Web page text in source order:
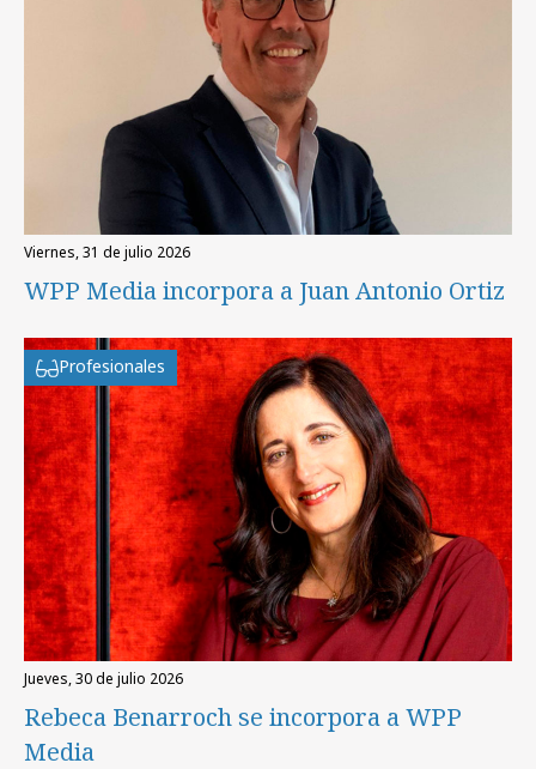
viernes, 31 de julio 2026
WPP Media incorpora a Juan Antonio Ortiz
Profesionales
jueves, 30 de julio 2026
Rebeca Benarroch se incorpora a WPP
Media